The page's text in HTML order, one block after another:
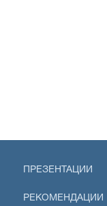
ПРЕЗЕНТАЦИИ
РЕКОМЕНДАЦИИ